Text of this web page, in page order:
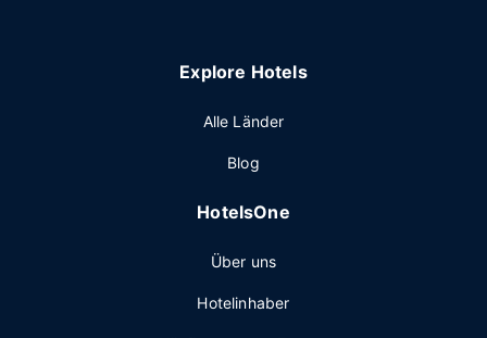
Explore Hotels
Alle Länder
Blog
HotelsOne
Über uns
Hotelinhaber